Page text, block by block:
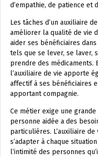
d’empathie, de patience et
Les tâches d’un auxiliaire
améliorer la qualité de vie
aider ses bénéficiaires
tels que se lever, se laver,
prendre des médicaments.
l’auxiliaire de vie apporte
affectif à ses bénéficiaires
apportant compagnie.
Ce métier exige une grande
personne aidée a des
particulières. L’auxiliaire
s’adapter à chaque
l’intimité des personnes